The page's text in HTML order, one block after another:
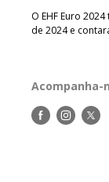
O EHF Euro
de 2024 e
Acompanha-
Siga-Siga-Siga-